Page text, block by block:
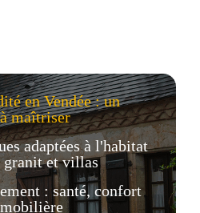
en Vendée : un
maîtriser
adaptées à l'habitat
granit et villas
: santé, confort